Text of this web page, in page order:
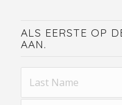
ALS EERSTE OP
AAN.